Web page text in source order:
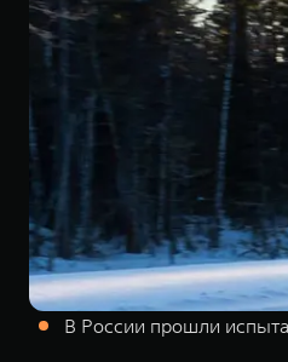
В России прошли